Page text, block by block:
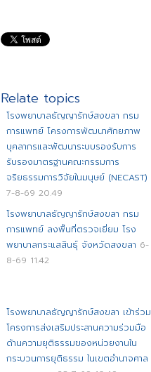
Relate topics
โรงพยาบาลธัญญารักษ์สงขลา กรม
การแพทย์ โครงการพัฒนาศักยภาพ
บุคลากรและพัฒนาระบบรองรับการ
รับรองมาตรฐานคณะกรรมการ
จริยธรรมการวิจัยในมนุษย์ (NECAST)
7-8-69 20.49
โรงพยาบาลธัญญารักษ์สงขลา กรม
การแพทย์ ลงพื้นที่ตรวจเยี่ยม โรง
พยาบาลกระแสสินธุ์ จังหวัดสงขลา 6-
8-69 11.42
โรงพยาบาลธัญญารักษ์สงขลา เข้าร่วม
โครงการส่งเสริมประสานความร่วมมือ
ด้านความยุติธรรมของหน่วยงานใน
กระบวนการยุติธรรม ในเขตอำนาจศาล